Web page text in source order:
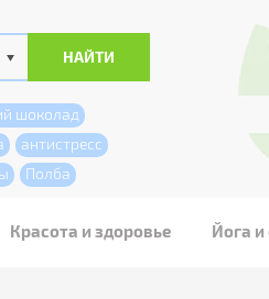
шоколад
антистресс
Полба
Красота и здоровье Йога и